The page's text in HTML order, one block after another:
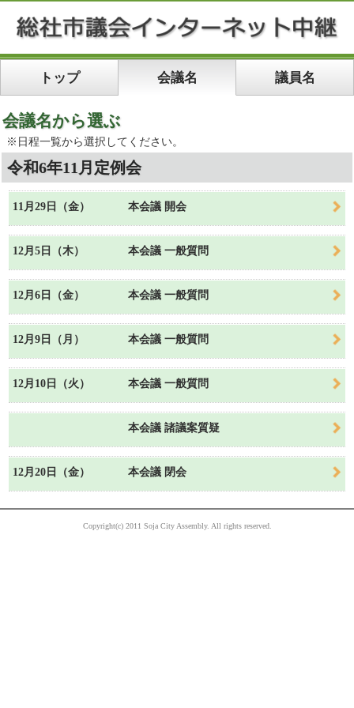
トップ 会議名 議員名
会議名から選ぶ
※日程一覧から選択してください。
令和6年11月定例会
11月29日（金） 本会議 開会
12月5日（木） 本会議 一般質問
12月6日（金） 本会議 一般質問
12月9日（月） 本会議 一般質問
12月10日（火） 本会議 一般質問
本会議 諸議案質疑
12月20日（金） 本会議 閉会
Copyright(c) 2011 Soja City Assembly. All rights reserved.